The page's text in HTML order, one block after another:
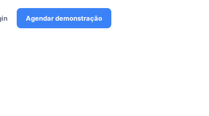
Agendar demonstração